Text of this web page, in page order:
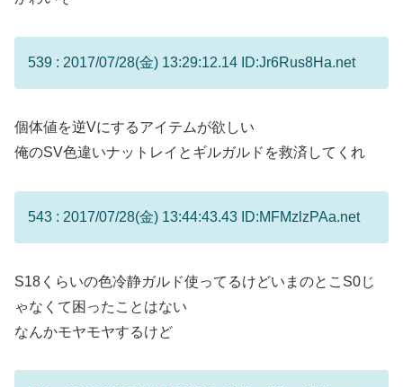
539 : 2017/07/28(金) 13:29:12.14 ID:Jr6Rus8Ha.net
個体値を逆Vにするアイテムが欲しい
俺のSV色違いナットレイとギルガルドを救済してくれ
543 : 2017/07/28(金) 13:44:43.43 ID:MFMzlzPAa.net
S18くらいの色冷静ガルド使ってるけどいまのとこS0じ
ゃなくて困ったことはない
なんかモヤモヤするけど